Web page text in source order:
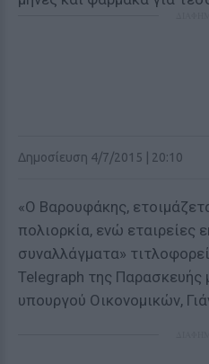
Δημοσίευση 4/7/2015 | 20:10
«Ο Βαρουφάκης,
πολιορκία, ενώ εταιρείες
συναλλάγματα»
Telegraph της Παρασκευής
υπουργού Οικονομικών,